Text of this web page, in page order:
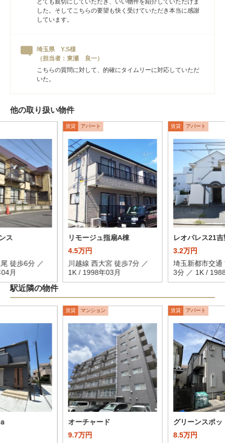
とても親切にしていただき、いい物件を紹介していただけま
した。そしてこちらの要望も快く受けていただき本当に感謝
しています。
埼玉県 Y.S様
（担当者：東瀬 良一）
こちらの質問に対して、的確にタイムリーに対応していただ
いた。
他の取り扱い物件
ス
徒歩6分 ／
月
賃貸 アパート
リモージュ指扇A棟
4.5万円
川越線 西大宮 徒歩7分 ／
1K / 1998年03月
賃貸 アパート
レオパレス21吉
3.2万円
埼玉新都市交通
3分 ／ 1K /
駅近隣の物件
賃貸 マンション
オーチャード
9.7万円
賃貸 アパート
グリーンスポッ
8.5万円